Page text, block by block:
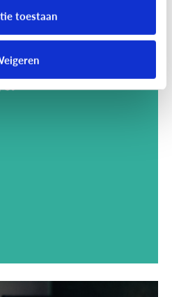
toestaan